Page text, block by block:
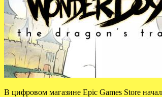
В цифровом магазине Epic Games Store